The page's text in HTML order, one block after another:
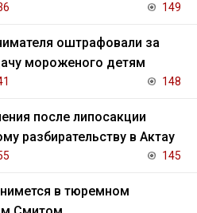
149
оштрафовали за
мороженого детям
148
после липосакции
разбирательству в Актау
145
в тюремном